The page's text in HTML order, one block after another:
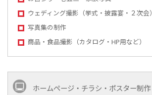
ウェディング撮影（挙式・披露宴・２次会）
写真集の制作
商品・食品撮影（カタログ・HP用など）
ホームページ・チラシ・ポスター制作